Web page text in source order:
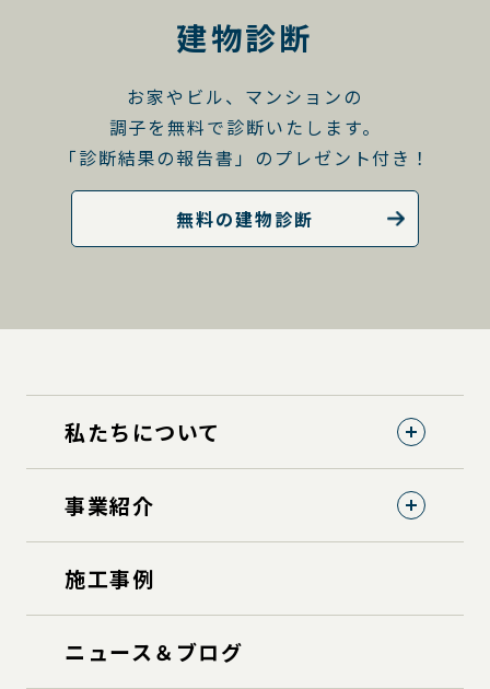
建物診断
お家やビル、マンションの
調子を無料で診断いたします。
「診断結果の報告書」のプレゼント付き！
無料の建物診断
私たちについて
事業紹介
施工事例
ニュース＆ブログ